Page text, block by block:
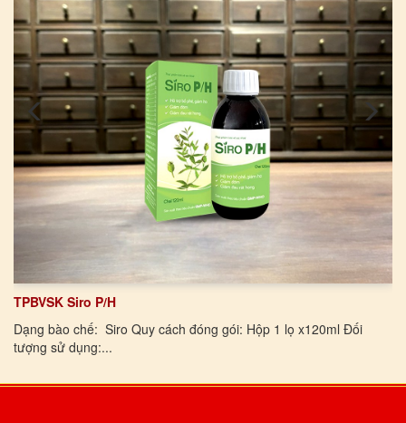
TPBVSK Siro P/H
Dạng bào chế: Siro Quy cách đóng gói: Hộp 1 lọ x120ml Đối
tượng sử dụng:...